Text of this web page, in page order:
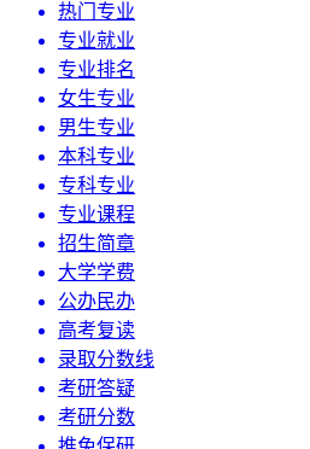
热门专业
专业就业
专业排名
女生专业
男生专业
本科专业
专科专业
专业课程
招生简章
大学学费
公办民办
高考复读
录取分数线
考研答疑
考研分数